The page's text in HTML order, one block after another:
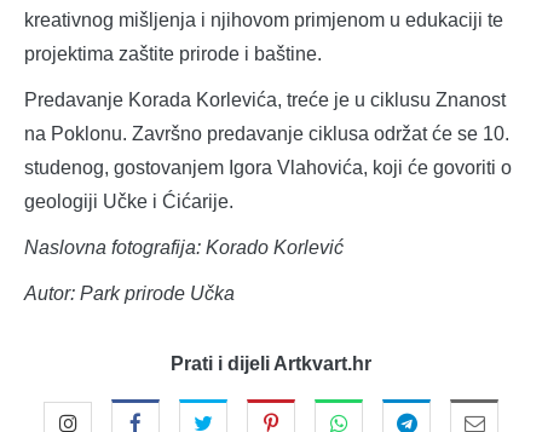
kreativnog mišljenja i njihovom primjenom u edukaciji te
projektima zaštite prirode i baštine.
Predavanje Korada Korlevića, treće je u ciklusu Znanost
na Poklonu. Završno predavanje ciklusa održat će se 10.
studenog, gostovanjem Igora Vlahovića, koji će govoriti o
geologiji Učke i Ćićarije.
Naslovna fotografija: Korado Korlević
Autor: Park prirode Učka
Prati i dijeli Artkvart.hr